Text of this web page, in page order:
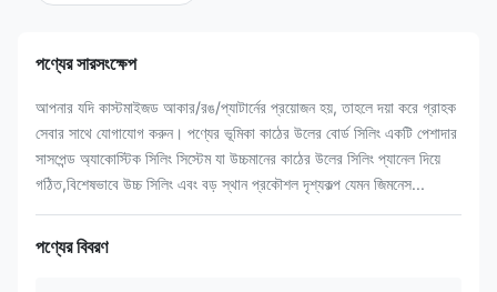
পণ্যের সারসংক্ষেপ
আপনার যদি কাস্টমাইজড আকার/রঙ/প্যাটার্নের প্রয়োজন হয়, তাহলে দয়া করে গ্রাহক
সেবার সাথে যোগাযোগ করুন। পণ্যের ভূমিকা কাঠের উলের বোর্ড সিলিং একটি পেশাদার
সাসপেন্ড অ্যাকোস্টিক সিলিং সিস্টেম যা উচ্চমানের কাঠের উলের সিলিং প্যানেল দিয়ে
গঠিত,বিশেষভাবে উচ্চ সিলিং এবং বড় স্থান প্রকৌশল দৃশ্যকল্প যেমন জিমনেস...
পণ্যের বিবরণ